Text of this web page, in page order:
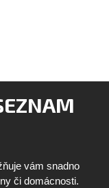
vám snadno
či domácnosti.